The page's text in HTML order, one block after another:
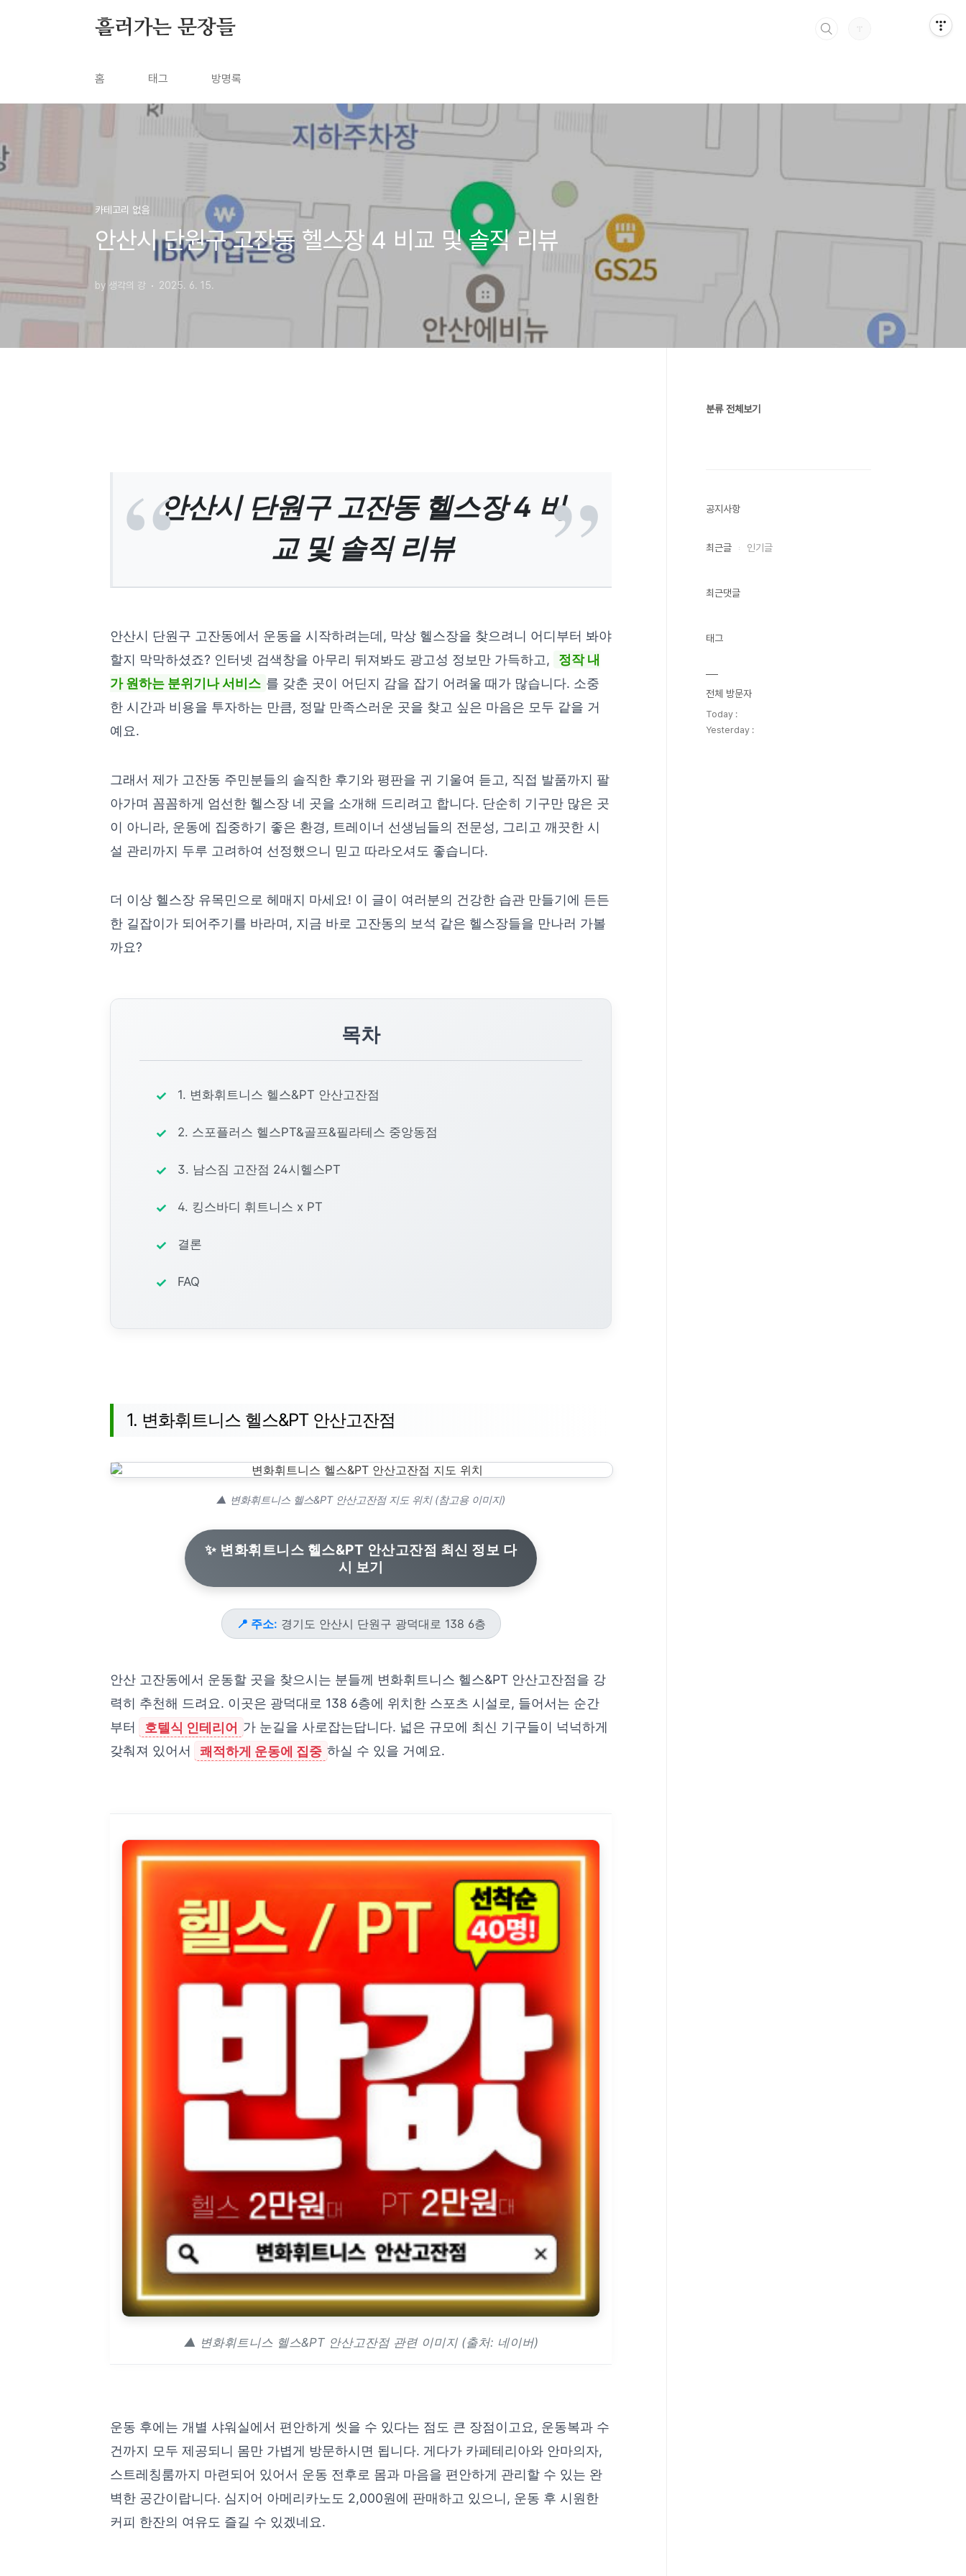
흘러가는 문장들
홈 태그 방명록
카테고리 없음
안산시 단원구 고잔동 헬스장 4 비교 및 솔직 리뷰
by 생각의 강 2025. 6. 15.
안산시 단원구 고잔동 헬스장 4 비
교 및 솔직 리뷰
안산시 단원구 고잔동에서 운동을 시작하려는데, 막상 헬스장을 찾으려니 어디부터 봐야
할지 막막하셨죠? 인터넷 검색창을 아무리 뒤져봐도 광고성 정보만 가득하고,
정작 내
가 원하는 분위기나 서비스 를 갖춘 곳이 어딘지 감을 잡기 어려울 때가 많습니다. 소중
한 시간과 비용을 투자하는 만큼, 정말 만족스러운 곳을 찾고 싶은 마음은 모두 같을 거
예요.
그래서 제가 고잔동 주민분들의 솔직한 후기와 평판을 귀 기울여 듣고, 직접 발품까지 팔
아가며 꼼꼼하게 엄선한 헬스장 네 곳을 소개해 드리려고 합니다. 단순히 기구만 많은 곳
이 아니라, 운동에 집중하기 좋은 환경, 트레이너 선생님들의 전문성, 그리고 깨끗한 시
설 관리까지 두루 고려하여 선정했으니 믿고 따라오셔도 좋습니다.
더 이상 헬스장 유목민으로 헤매지 마세요! 이 글이 여러분의 건강한 습관 만들기에 든든
한 길잡이가 되어주기를 바라며, 지금 바로 고잔동의 보석 같은 헬스장들을 만나러 가볼
까요?
목차
1. 변화휘트니스 헬스&PT 안산고잔점
2. 스포플러스 헬스PT&골프&필라테스 중앙동점
3. 남스짐 고잔점 24시헬스PT
4. 킹스바디 휘트니스 x PT
결론
FAQ
1. 변화휘트니스 헬스&PT 안산고잔점
▲ 변화휘트니스 헬스&PT 안산고잔점 지도 위치 (참고용 이미지)
✨ 변화휘트니스 헬스&PT 안산고잔점 최신 정보 다
시 보기
📍 주소: 경기도 안산시 단원구 광덕대로 138 6층
안산 고잔동에서 운동할 곳을 찾으시는 분들께 변화휘트니스 헬스&PT 안산고잔점을 강
력히 추천해 드려요. 이곳은 광덕대로 138 6층에 위치한 스포츠 시설로, 들어서는 순간
부터
호텔식 인테리어 가 눈길을 사로잡는답니다. 넓은 규모에 최신 기구들이 넉넉하게
갖춰져 있어서
쾌적하게 운동에 집중 하실 수 있을 거예요.
▲ 변화휘트니스 헬스&PT 안산고잔점 관련 이미지 (출처: 네이버)
운동 후에는 개별 샤워실에서 편안하게 씻을 수 있다는 점도 큰 장점이고요, 운동복과 수
건까지 모두 제공되니 몸만 가볍게 방문하시면 됩니다. 게다가 카페테리아와 안마의자,
스트레칭룸까지 마련되어 있어서 운동 전후로 몸과 마음을 편안하게 관리할 수 있는 완
벽한 공간이랍니다. 심지어 아메리카노도 2,000원에 판매하고 있으니, 운동 후 시원한
커피 한잔의 여유도 즐길 수 있겠네요.
분류 전체보기
공지사항
최근글 인기글
최근댓글
태그
전체 방문자
Today :
Yesterday :